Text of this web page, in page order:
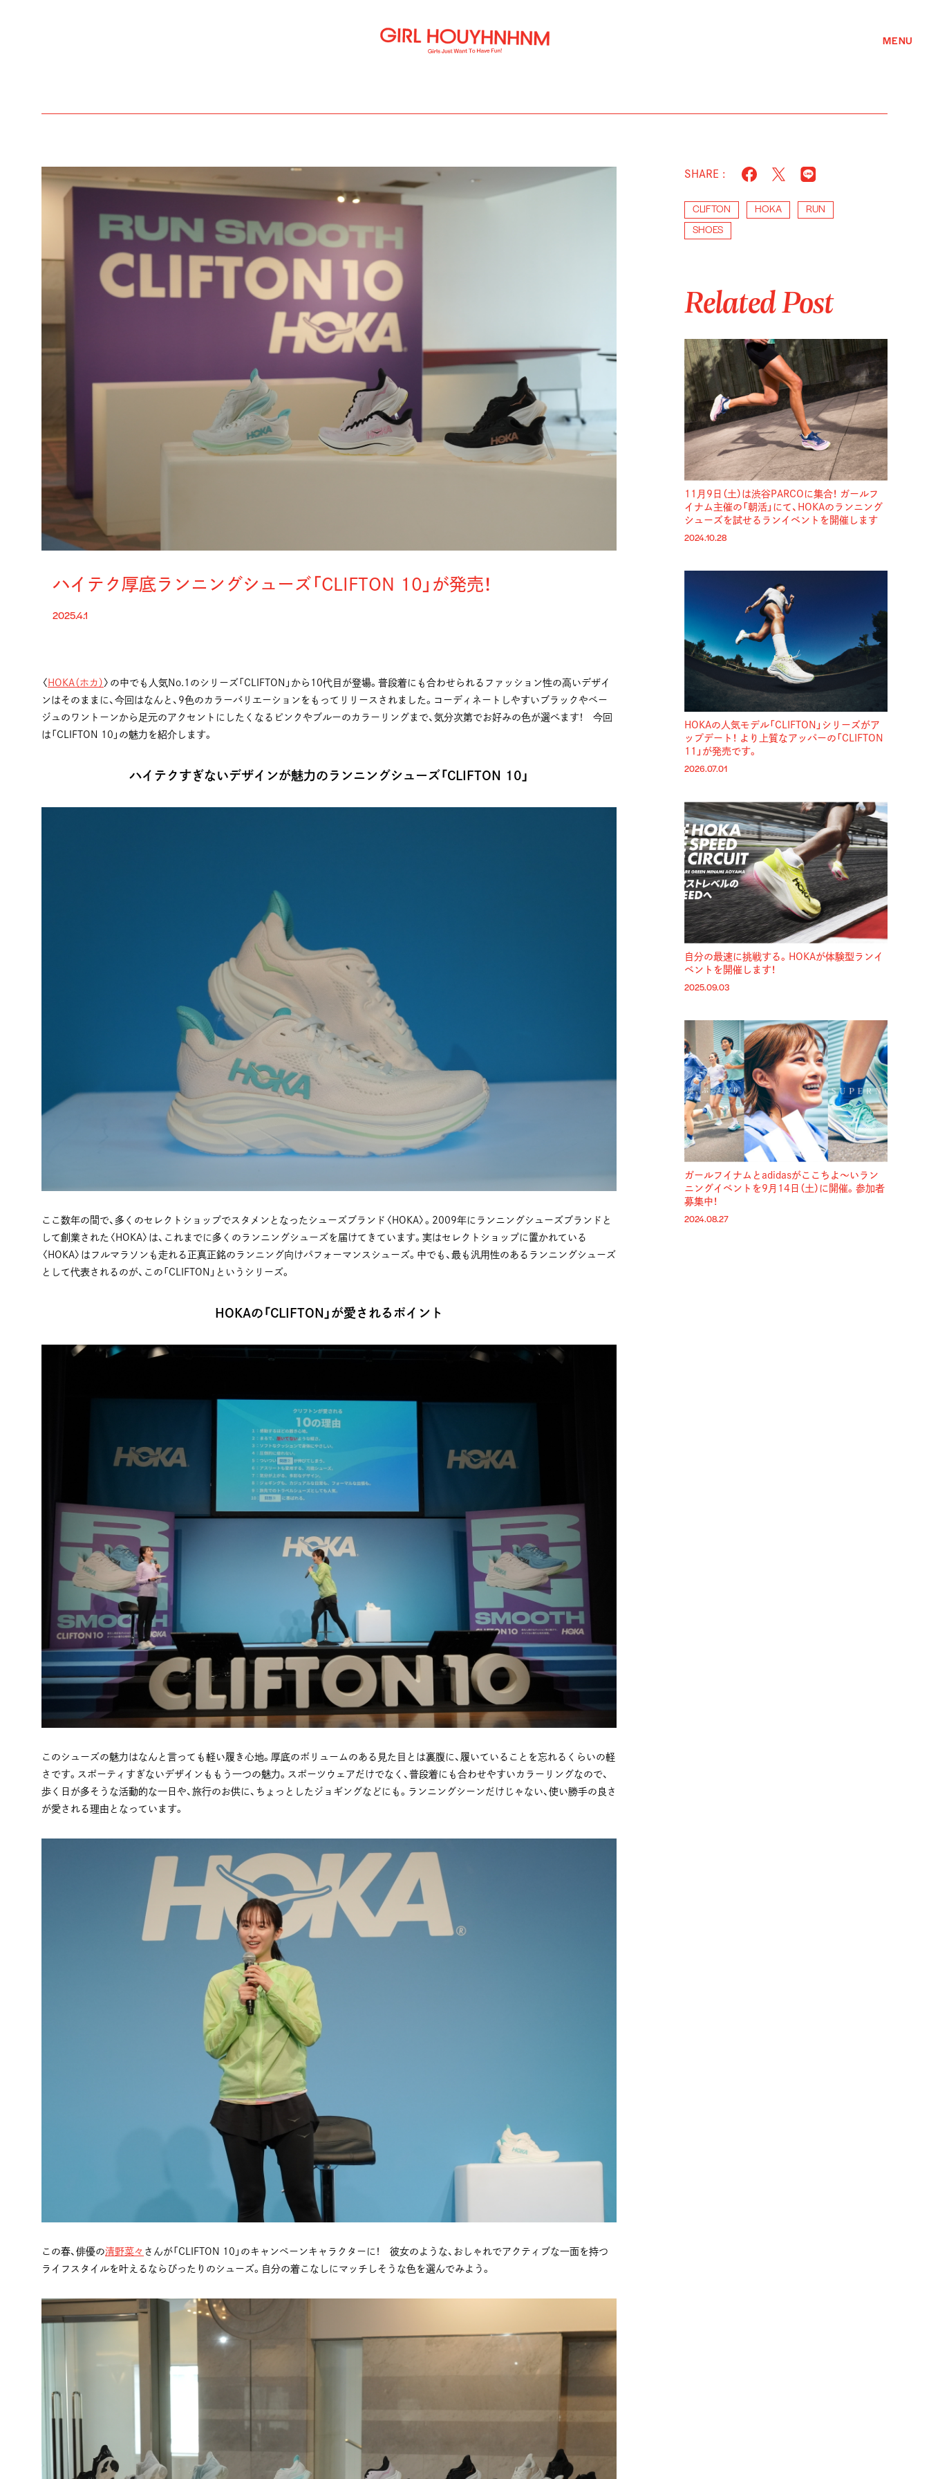
MENU
ハイテク厚底ランニングシューズ「CLIFTON 10」が発売！
2025.4.1
〈 HOKA（ホカ） 〉の中でも人気No.1のシリーズ「CLIFTON」から10代目が登場。普段着にも合わせられるファッション性の高いデザイ
ンはそのままに、今回はなんと、9色のカラーバリエーションをもってリリースされました。コーディネートしやすいブラックやベー
ジュのワントーンから足元のアクセントにしたくなるピンクやブルーのカラーリングまで、気分次第でお好みの色が選べます！ 今回
は「CLIFTON 10」の魅力を紹介します。
ハイテクすぎないデザインが魅力のランニングシューズ「CLIFTON 10」
ここ数年の間で、多くのセレクトショップでスタメンとなったシューズブランド〈HOKA〉。2009年にランニングシューズブランドと
して創業された〈HOKA〉は、これまでに多くのランニングシューズを届けてきています。実はセレクトショップに置かれている
〈HOKA〉はフルマラソンも走れる正真正銘のランニング向けパフォーマンスシューズ。中でも、最も汎用性のあるランニングシューズ
として代表されるのが、この「CLIFTON」というシリーズ。
HOKAの「CLIFTON」が愛されるポイント
このシューズの魅力はなんと言っても軽い履き心地。厚底のボリュームのある見た目とは裏腹に、履いていることを忘れるくらいの軽
さです。スポーティすぎないデザインももう一つの魅力。スポーツウェアだけでなく、普段着にも合わせやすいカラーリングなので、
歩く日が多そうな活動的な一日や、旅行のお供に、ちょっとしたジョギングなどにも。ランニングシーンだけじゃない、使い勝手の良さ
が愛される理由となっています。
この春、俳優の清野菜々 さんが「CLIFTON 10」のキャンペーンキャラクターに！ 彼女のような、おしゃれでアクティブな一面を持つ
ライフスタイルを叶えるならぴったりのシューズ。自分の着こなしにマッチしそうな色を選んでみよう。
SHARE :
CLIFTON HOKA
RUN
SHOES
Related Post
11月9日（土）は渋谷PARCOに集合！ ガールフ
イナム主催の「朝活」にて、HOKAのランニング
シューズを試せるランイベントを開催します
2024.10.28
HOKAの人気モデル「CLIFTON」シリーズがア
ップデート！ より上質なアッパーの「CLIFTON
11」が発売です。
2026.07.01
自分の最速に挑戦する。HOKAが体験型ランイ
ベントを開催します！
2025.09.03
ガールフイナムとadidasがここちよ〜いラン
ニングイベントを9月14日（土）に開催。参加者
募集中！
2024.08.27